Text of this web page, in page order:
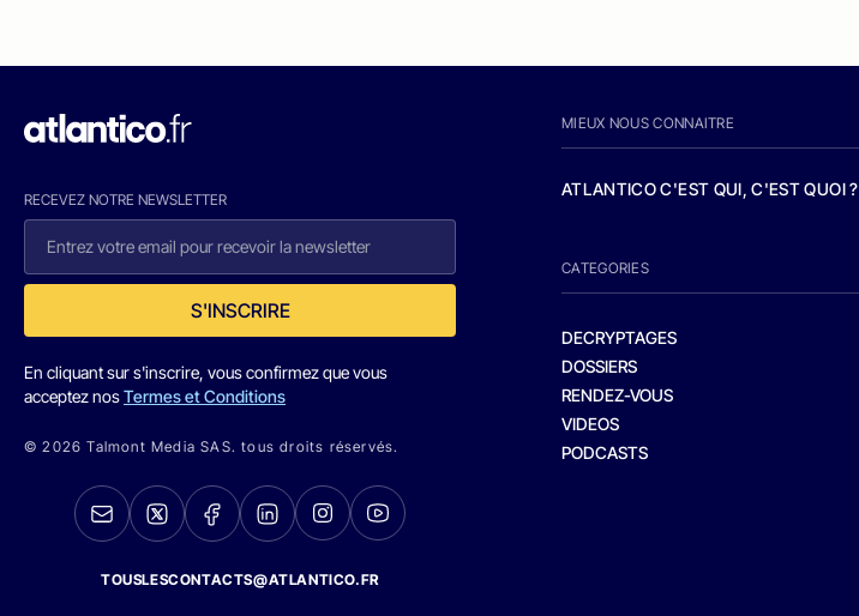
RECEVEZ NOTRE NEWSLETTER
S'INSCRIRE
En cliquant sur s'inscrire, vous confirmez que vous
acceptez nosTermes et Conditions
© 2026 Talmont Media SAS. tous droits réservés.
TOUSLESCONTACTS@ATLANTICO.FR
MIEUX NOUS CONNAITRE
ATLANTICO C'EST QUI, C'EST QUOI ?
CATEGORIES
DECRYPTAGES
DOSSIERS
RENDEZ-VOUS
VIDEOS
PODCASTS